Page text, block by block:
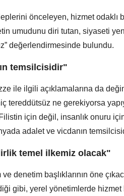
önceleyen, hizmet odaklı
umudunu diri tutan, siyaseti
değerlendirmesinde bulundu.
temsilcisidir"
ile ilgili açıklamalarına da
tereddütsüz ne gerekiyorsa
için değil, insanlık onuru
adalet ve vicdanın
temel ilkemiz olacak"
denetim başlıklarının öne
gibi, yerel yönetimlerde